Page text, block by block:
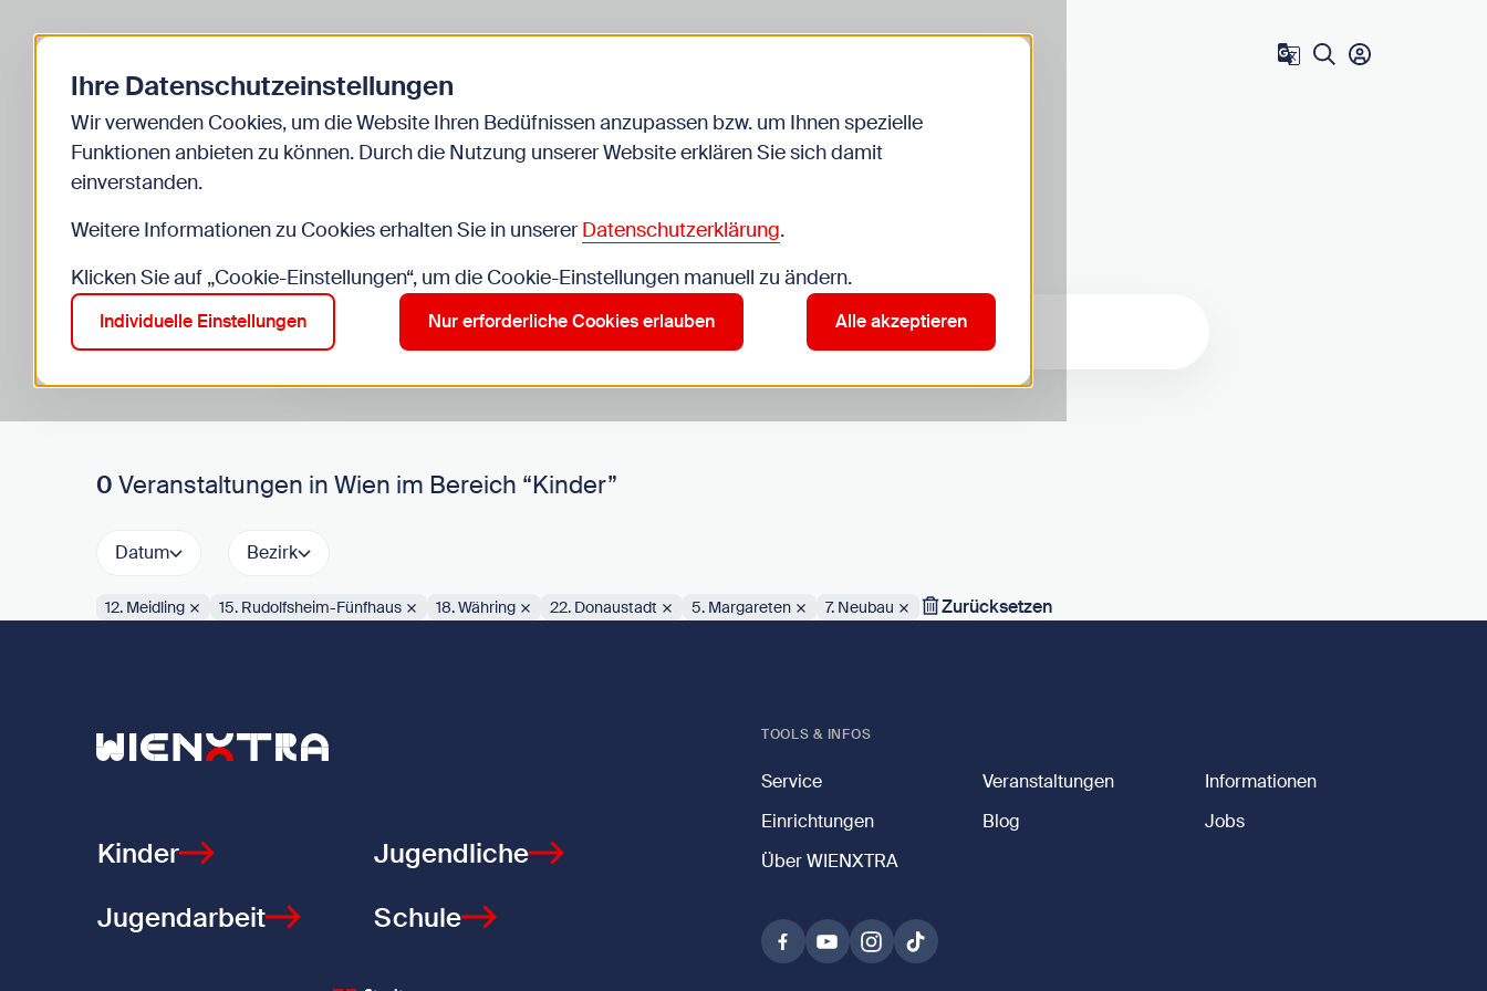
Zum Benutzer
Start Kinder Veranstaltungen
Veranstaltungen
Suche im Bereich “Kinder”
Suchen
0 Veranstaltungen in Wien im Bereich “Kinder”
Datum Bezirk
Aktive Filter:
12. Meidling 15. Rudolfsheim-Fünfhaus 18. Währing 22. Donaustadt 5. Margareten 7. Neubau Zurücksetzen
Zurück zur Startseite
Kinder
Jugendliche
Jugendarbeit
Schule
TOOLS & INFOS
Service Veranstaltungen
Informationen
Einrichtungen
Blog
Jobs
Über WIENXTRA
Ihre Datenschutzeinstellungen
Wir verwenden Cookies, um die Website Ihren Bedüfnissen anzupassen bzw. um Ihnen spezielle
Funktionen anbieten zu können. Durch die Nutzung unserer Website erklären Sie sich damit
einverstanden.
Weitere Informationen zu Cookies erhalten Sie in unsererDatenschutzerklärung.
Klicken Sie auf „Cookie-Einstellungen“, um die Cookie-Einstellungen manuell zu ändern.
Individuelle Einstellungen Nur erforderliche Cookies erlauben Alle akzeptieren